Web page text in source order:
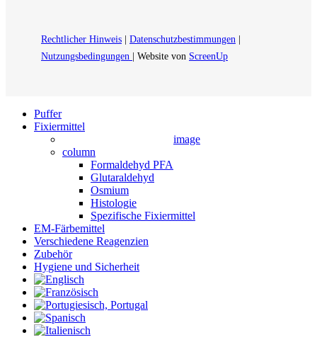
Rechtlicher Hinweis Datenschutzbestimmungen
Nutzungsbedingungen
| Website von ScreenUp
Close
Menu
Puffer
Fixiermittel
image
column
Formaldehyd PFA
Glutaraldehyd
Osmium
Histologie
Spezifische Fixiermittel
EM-Färbemittel
Verschiedene Reagenzien
Zubehör
Hygiene und Sicherheit